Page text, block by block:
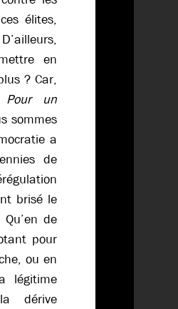
élites,
en
? Car,
Pour un
sommes
a
de
brisé le
de
pour
ou en
légitime
dérive